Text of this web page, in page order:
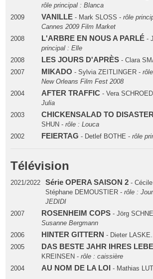
rôle principal : Blanca
2009
VANILLE- Mark SLOSS - rôle
Cannes 2009 Film Market
2008
L'ARBRE EN NOUS A PARLÉ-
principal : Elle
2008
LES JOURS D'APRÈS - Clara
2007
MIKADO - Sylvia ZEITLINGER -
New Orleans Film Fest 2008
2004
AFTER TRAFFIC- Vera
Julia
2003
CHICKENSALAD TO DISASTER
SHUN - rôle : Louca
2002
FEIERTAG - Detlef BOTHE - rôle
Télévision
2021/2022 Série OPERA SAISON 2 -
Stéphane DEMOUSTIER -rôle :
JEDIDI
2007
ROSENHEIM COPS- Jörg
Susanne Bergmann
2006
HINTER GITTERN - Dieter
2005
DAS BESTE JAHR IHRES
KREINSEN - rôle : caissière
2004
AU NOM DE LA LOI - Mathias